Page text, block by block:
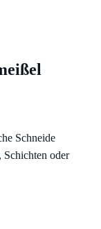
Schneide
Schichten oder